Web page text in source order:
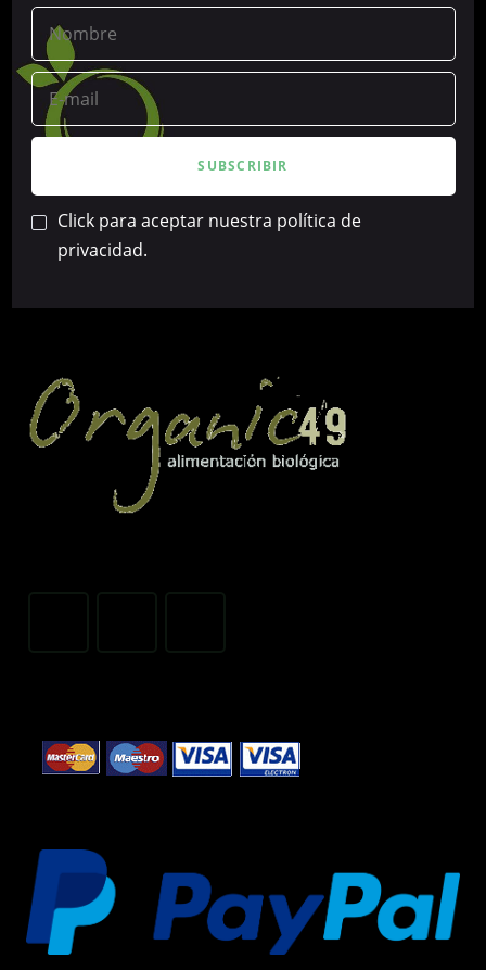
Click para aceptar nuestra política de
privacidad.